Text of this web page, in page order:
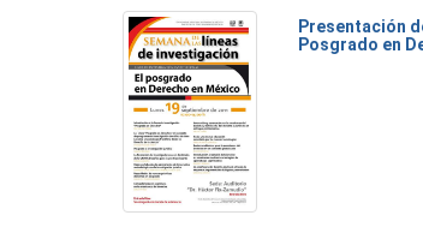
Presentación
Posgrado en